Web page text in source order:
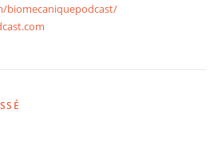
biomecaniquepodcast/